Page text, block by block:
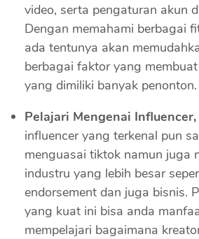
video, serta pengaturan akun
Dengan memahami berbagai
ada tentunya akan
berbagai faktor yang
yang dimiliki banyak penonton.
Pelajari Mengenai Influencer,
influencer yang terkenal pun
menguasai tiktok namun juga
industru yang lebih besar
endorsement dan juga bisnis.
yang kuat ini bisa anda
mempelajari bagaimana